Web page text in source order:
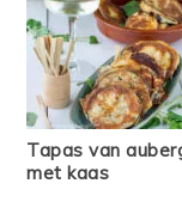
Tapas van
met kaas